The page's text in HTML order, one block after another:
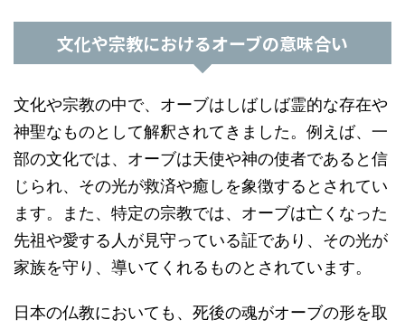
文化や宗教におけるオーブの意味合い
文化や宗教の中で、オーブはしばしば霊的な存在や
神聖なものとして解釈されてきました。例えば、一
部の文化では、オーブは天使や神の使者であると信
じられ、その光が救済や癒しを象徴するとされてい
ます。また、特定の宗教では、オーブは亡くなった
先祖や愛する人が見守っている証であり、その光が
家族を守り、導いてくれるものとされています。
日本の仏教においても、死後の魂がオーブの形を取